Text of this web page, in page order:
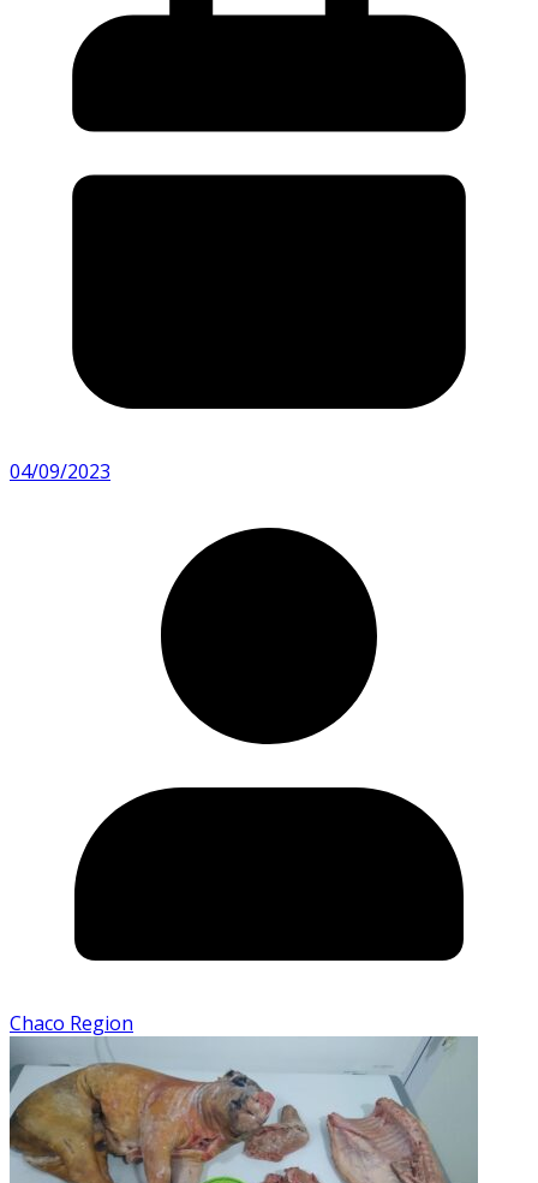
04/09/2023
Chaco Region